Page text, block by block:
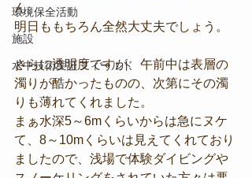
環境保全活動
施設
水中技術実証フィールド
ん。
明日ももちろん全然大丈夫でしょう。
さらに透明度ですが、午前中は表層の
濁りが酷かったものの、次第にその濁
りも薄れてくれました。
まぁ水深5～6mくらいからは急にヌケ
て、8～10mくらいは見えてくれており
ましたので、浅場で体験ダイビングや